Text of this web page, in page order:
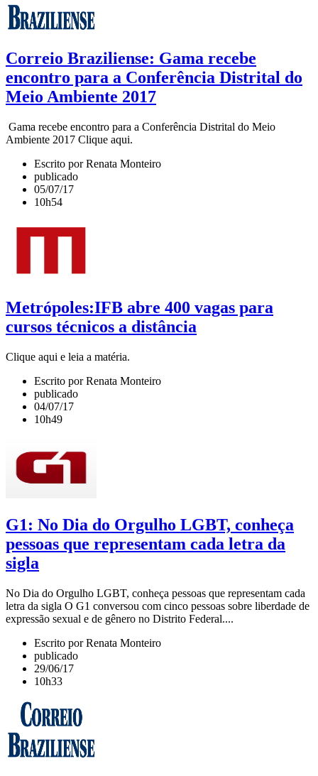
Correio Braziliense: Gama recebe
encontro para a Conferência Distrital do
Meio Ambiente 2017
Gama recebe encontro para a Conferência Distrital do Meio
Ambiente 2017 Clique aqui.
Escrito por Renata Monteiro
publicado
05/07/17
10h54
Metrópoles:IFB abre 400 vagas para
cursos técnicos a distância
Clique aqui e leia a matéria.
Escrito por Renata Monteiro
publicado
04/07/17
10h49
G1: No Dia do Orgulho LGBT, conheça
pessoas que representam cada letra da
sigla
No Dia do Orgulho LGBT, conheça pessoas que representam cada
letra da sigla O G1 conversou com cinco pessoas sobre liberdade de
expressão sexual e de gênero no Distrito Federal....
Escrito por Renata Monteiro
publicado
29/06/17
10h33